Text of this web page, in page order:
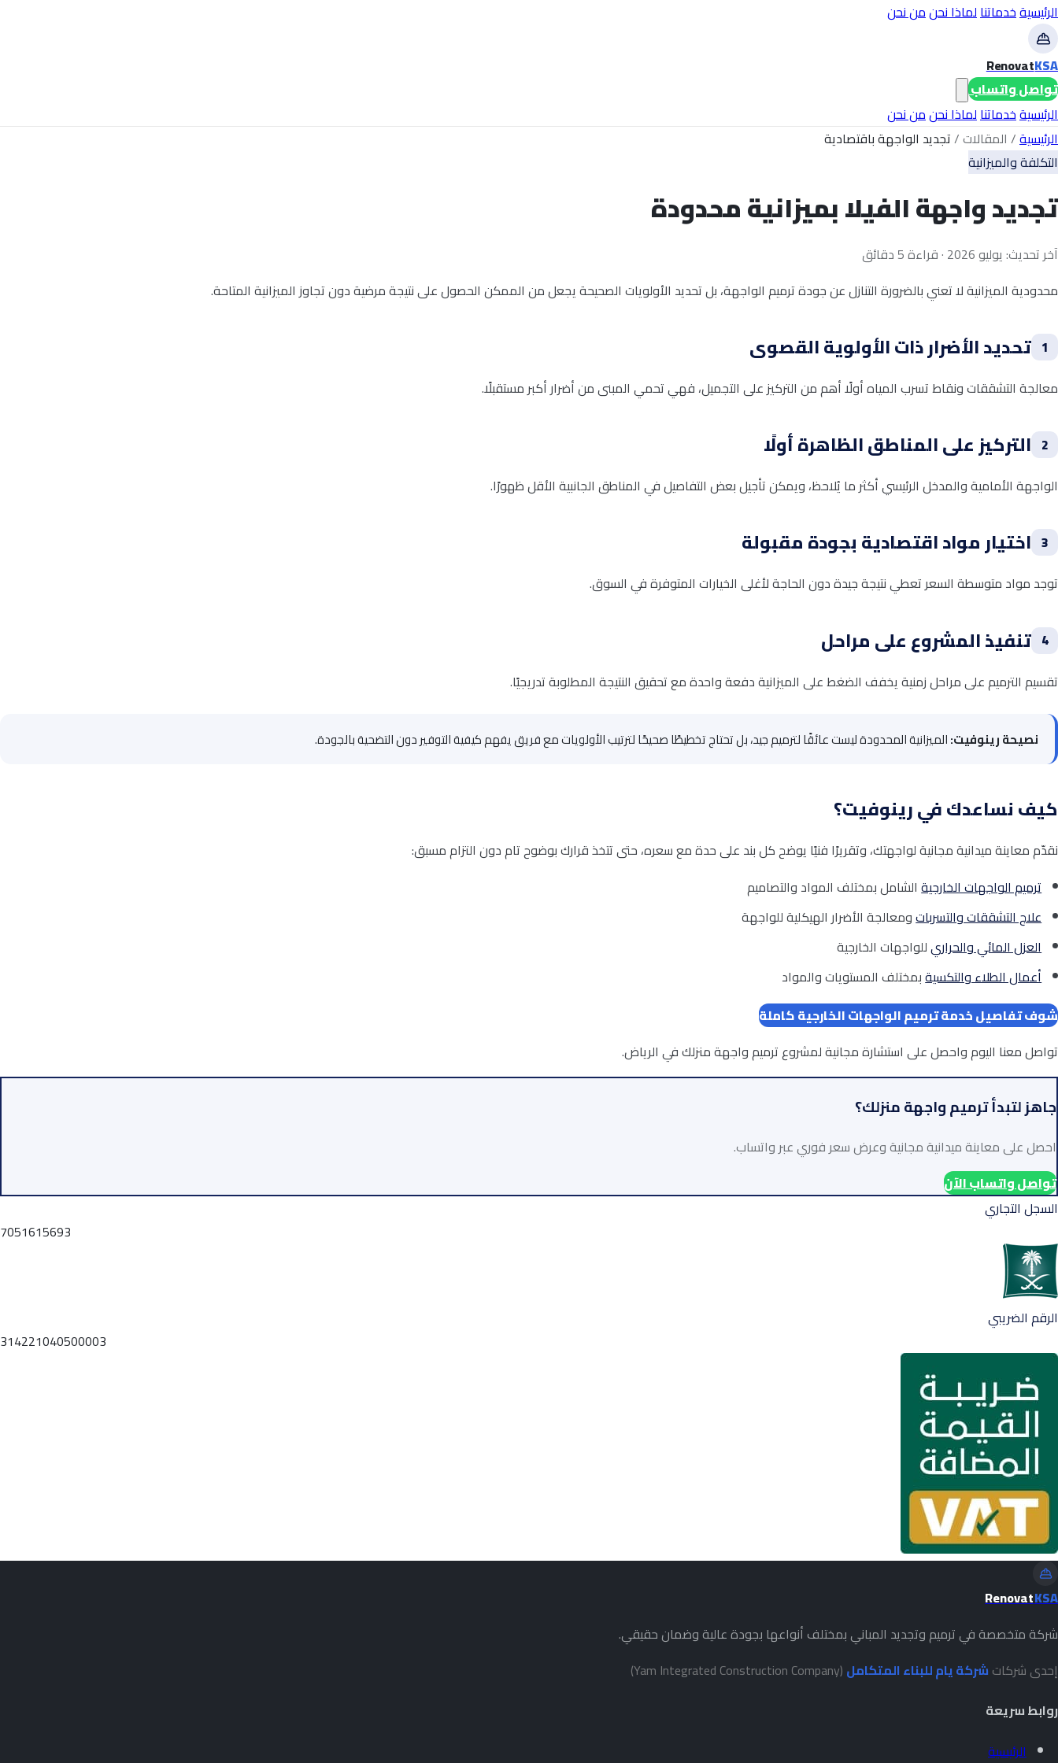
الرئيسيةخدماتنالماذا نحنمن نحن
RenovatKSA
تواصل واتساب
الرئيسيةخدماتنالماذا نحنمن نحن
الرئيسية/ المقالات/تجديد الواجهة باقتصادية
التكلفة والميزانية
تجديد واجهة الفيلا بميزانية محدودة
آخر تحديث: يوليو 2026 · قراءة 5 دقائق
محدودية الميزانية لا تعني بالضرورة التنازل عن جودة ترميم الواجهة، بل تحديد الأولويات الصحيحة يجعل من الممكن الحصول على نتيجة مرضية دون تجاوز الميزانية المتاحة.
1 تحديد الأضرار ذات الأولوية القصوى
معالجة التشققات ونقاط تسرب المياه أولًا أهم من التركيز على التجميل، فهي تحمي المبنى من أضرار أكبر مستقبلًا.
2 التركيز على المناطق الظاهرة أولًا
الواجهة الأمامية والمدخل الرئيسي أكثر ما يُلاحظ، ويمكن تأجيل بعض التفاصيل في المناطق الجانبية الأقل ظهورًا.
3 اختيار مواد اقتصادية بجودة مقبولة
توجد مواد متوسطة السعر تعطي نتيجة جيدة دون الحاجة لأغلى الخيارات المتوفرة في السوق.
4 تنفيذ المشروع على مراحل
تقسيم الترميم على مراحل زمنية يخفف الضغط على الميزانية دفعة واحدة مع تحقيق النتيجة المطلوبة تدريجيًا.
نصيحة رينوفيت:الميزانية المحدودة ليست عائقًا لترميم جيد، بل تحتاج تخطيطًا صحيحًا لترتيب الأولويات مع فريق يفهم كيفية التوفير دون التضحية بالجودة.
كيف نساعدك في رينوفيت؟
نقدّم معاينة ميدانية مجانية لواجهتك، وتقريرًا فنيًا يوضح كل بند على حدة مع سعره، حتى تتخذ قرارك بوضوح تام دون التزام مسبق:
ترميم الواجهات الخارجيةالشامل بمختلف المواد والتصاميم
علاج التشققات والتسرباتومعالجة الأضرار الهيكلية للواجهة
العزل المائي والحراريللواجهات الخارجية
أعمال الطلاء والتكسيةبمختلف المستويات والمواد
شوف تفاصيل خدمة ترميم الواجهات الخارجية كاملة
تواصل معنا اليوم واحصل على استشارة مجانية لمشروع ترميم واجهة منزلك في الرياض.
جاهز لتبدأ ترميم واجهة منزلك؟
احصل على معاينة ميدانية مجانية وعرض سعر فوري عبر واتساب.
تواصل واتساب الآن
السجل التجاري
7051615693
الرقم الضريبي
314221040500003
RenovatKSA
شركة متخصصة في ترميم وتجديد المباني بمختلف أنواعها بجودة عالية وضمان حقيقي.
إحدى شركاتشركة يام للبناء المتكامل (Yam Integrated Construction Company)
روابط سريعة
الرئيسية